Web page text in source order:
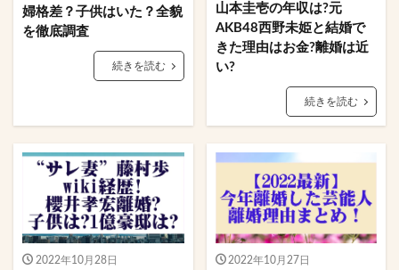
婦格差？子供はいた？全貌
を徹底調査
続きを読む
山本圭壱の年収は?元
AKB48西野未姫と結婚で
きた理由はお金?離婚は近
い?
続きを読む
2022年10月28日
2022年10月27日